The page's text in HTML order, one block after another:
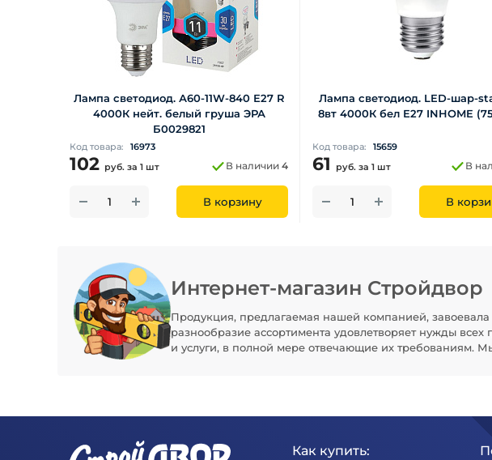
Лампа светодиод. А60-11W-840 Е27 R
4000К нейт. белый груша ЭРА
Б0029821
Код товара: 16973
102 руб. за 1 шт В наличии 4
В корзину
Лампа светодиод. LED-шар-
8вт 4000К бел Е27 INHOME
Код товара: 15659
61 руб. за 1 шт В
В
Интернет-магазин Стройдвор
Продукция, предлагаемая нашей компанией,
разнообразие ассортимента удовлетворяет нужды
и услуги, в полной мере отвечающие их требованиям.
Как купить: